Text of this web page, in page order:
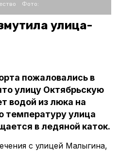
Фото:
улица-
пожаловались в
улицу Октябрьскую
водой из люка на
температуру улица
в ледяной каток.
с улицей Малыгина,